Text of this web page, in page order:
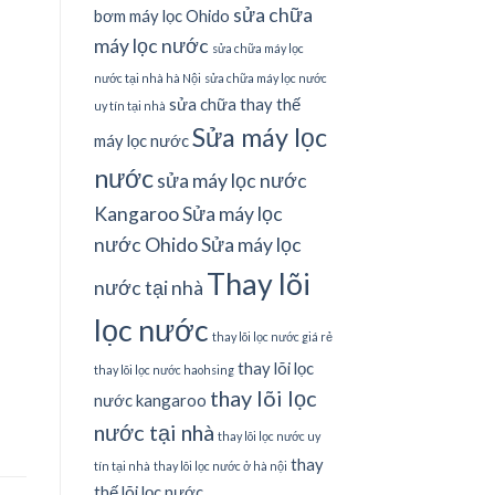
bơm máy lọc Ohido sửa chữa
máy lọc nước sửa chữa máy lọc
nước tại nhà hà Nội sửa chữa máy lọc nước
uy tín tại nhà sửa chữa thay thế
máy lọc nướcSửa máy lọc
nước sửa máy lọc nước
KangarooSửa máy lọc
nước OhidoSửa máy lọc
nước tại nhà Thay lõi
lọc nước thay lõi lọc nước giá rẻ
thay lõi lọc nước haohsing thay lõi lọc
nước kangaroo thay lõi lọc
nước tại nhà thay lõi lọc nước uy
tín tại nhà thay lõi lọc nước ở hà nội thay